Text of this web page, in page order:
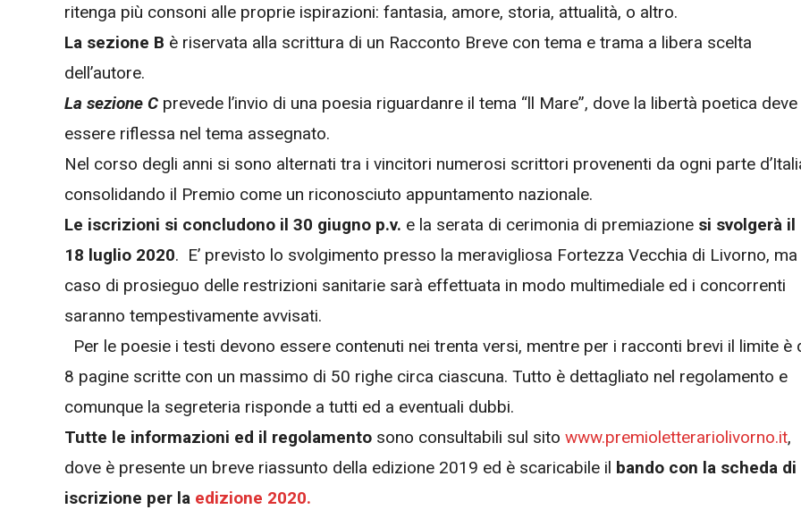
ritenga più consoni alle proprie ispirazioni: fantasia, amore, storia, attualità, o altro.
La sezione B è riservata alla scrittura di un Racconto Breve con tema e trama a libera scelta
dell’autore.
La sezione C prevede l’invio di una poesia riguardanre il tema “ll Mare”, dove la libertà poetica deve
essere riflessa nel tema assegnato.
Nel corso degli anni si sono alternati tra i vincitori numerosi scrittori provenenti da ogni parte
consolidando il Premio come un riconosciuto appuntamento nazionale.
Le iscrizioni si concludono il 30 giugno p.v. e la serata di cerimonia di premiazione si svolgerà il
18 luglio 2020. E’ previsto lo svolgimento presso la meravigliosa Fortezza Vecchia di Livorno, ma
caso di prosieguo delle restrizioni sanitarie sarà effettuata in modo multimediale ed i concorrenti
saranno tempestivamente avvisati.
Per le poesie i testi devono essere contenuti nei trenta versi, mentre per i racconti brevi il limite è
8 pagine scritte con un massimo di 50 righe circa ciascuna. Tutto è dettagliato nel regolamento e
comunque la segreteria risponde a tutti ed a eventuali dubbi.
Tutte le informazioni ed il regolamento sono consultabili sul sito www.premioletterariolivorno.it,
dove è presente un breve riassunto della edizione 2019 ed è scaricabile il bando con la scheda di
iscrizione per la edizione 2020.